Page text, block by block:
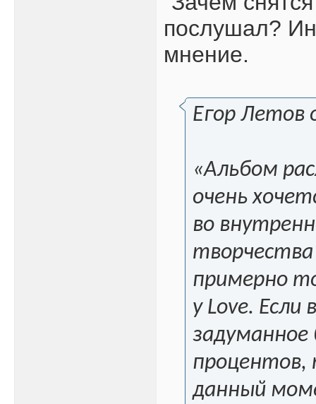
послушал?
мнение.
Егор Летов
«Альбом
очень
во
примерно
у Love.
процентов,
данный